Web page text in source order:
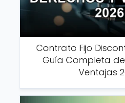
Contrato Fijo
Guía Completa
Ventajas